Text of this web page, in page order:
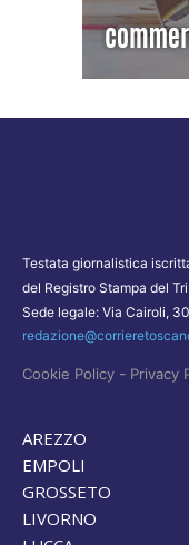
Testata giornalistica
del Registro Stampa del
Sede legale: Via Cairoli,
Cookie Policy - Privacy
AREZZO
EMPOLI
GROSSETO
LIVORNO